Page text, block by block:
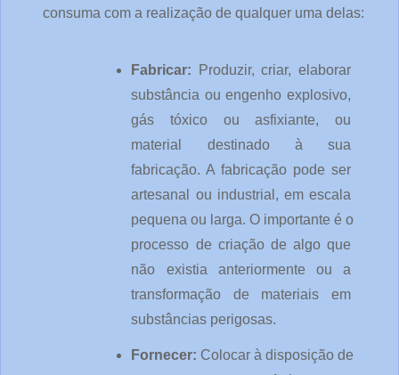
consuma com a realização de qualquer uma delas:
Fabricar:
Produzir, criar, elaborar
substância ou engenho explosivo,
gás tóxico ou asfixiante, ou
material destinado à sua
fabricação. A fabricação pode ser
artesanal ou industrial, em escala
pequena ou larga. O importante é o
processo de criação de algo que
não existia anteriormente ou a
transformação de materiais em
substâncias perigosas.
Fornecer: Colocar à disposição de